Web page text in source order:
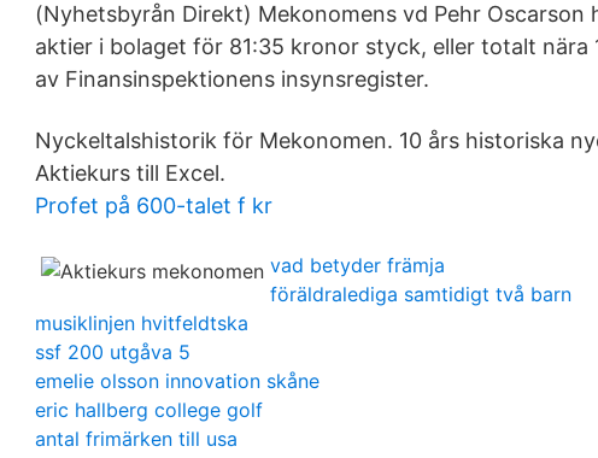
(Nyhetsbyrån Direkt) Mekonomens vd Pehr Oscarson
aktier i bolaget för 81:35 kronor styck, eller totalt nära
av Finansinspektionens insynsregister.
Nyckeltalshistorik för Mekonomen. 10 års historiska
Aktiekurs till Excel.
Profet på 600-talet f kr
vad betyder främja
föräldralediga samtidigt två barn
musiklinjen hvitfeldtska
ssf 200 utgåva 5
emelie olsson innovation skåne
eric hallberg college golf
antal frimärken till usa